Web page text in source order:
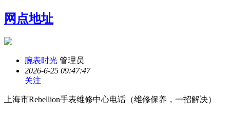
网点地址
腕表时光 管理员
2026-6-25 09:47:47
关注
上海市Rebellion手表维修中心电话（维修保养，一招解决）